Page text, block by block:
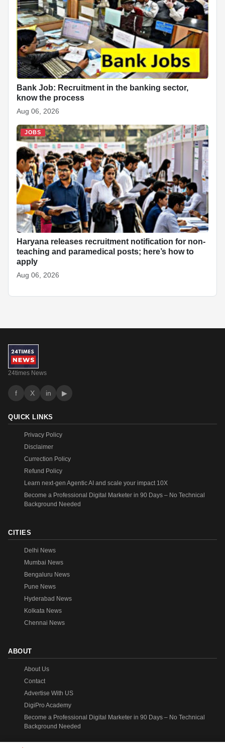
Bank Job: Recruitment in the banking sector,
know the process
Aug 06, 2026
JOBS
Haryana releases recruitment notification for non-
teaching and paramedical posts; here’s how to
apply
Aug 06, 2026
24times News
f X in ▶
QUICK LINKS
Privacy Policy
Disclaimer
Currection Policy
Refund Policy
Learn next-gen Agentic AI and scale your impact 10X
Become a Professional Digital Marketer in 90 Days – No Technical
Background Needed
CITIES
Delhi News
Mumbai News
Bengaluru News
Pune News
Hyderabad News
Kolkata News
Chennai News
ABOUT
About Us
Contact
Advertise With US
DigiPro Academy
Become a Professional Digital Marketer in 90 Days – No Technical
Background Needed